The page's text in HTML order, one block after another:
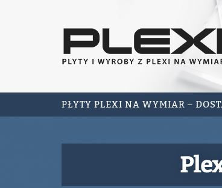
PŁYTY PLEXI NA WYMIAR –